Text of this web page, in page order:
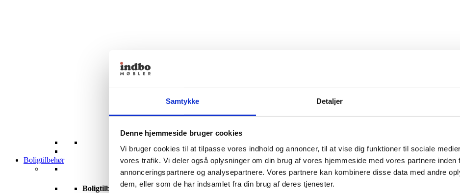
Samtykke Detaljer
Denne hjemmeside bruger cookies
Vi bruger cookies til at tilpasse vores indhold og annoncer, til at vise dig funktioner til sociale
vores trafik. Vi deler også oplysninger om din brug af vores hjemmeside med vores partnere inden
annonceringspartnere og analysepartnere. Vores partnere kan kombinere disse data med andre
dem, eller som de har indsamlet fra din brug af deres tjenester.
Boligtilbehør
Boligtilbehør